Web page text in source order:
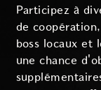
Participez à
de
boss locaux et
une chance